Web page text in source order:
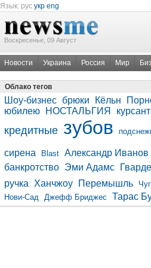
Язык: рус укр eng
Воскресенье, 09 Август
Новости Украина Россия Мир
Облако тегов
Шоу-бизнес брюки Кёльн
юбилею
НОСТАЛЬГИЯ
кредитные зубов
сирена Blast Александр Иванов
банкротство Эми Адамс
ручка
Ханчжоу Перемышль
Нови-Сад Джефф Бриджес Тарас